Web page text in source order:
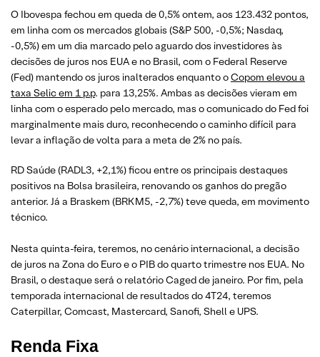
O Ibovespa fechou em queda de 0,5% ontem, aos 123.432 pontos,
em linha com os mercados globais (S&P 500, -0,5%; Nasdaq,
-0,5%) em um dia marcado pelo aguardo dos investidores às
decisões de juros nos EUA e no Brasil, com o Federal Reserve
(Fed) mantendo os juros inalterados enquanto oCopom elevou a
taxa Selic em 1 p.p. para 13,25%. Ambas as decisões vieram em
linha com o esperado pelo mercado, mas o comunicado do Fed foi
marginalmente mais duro, reconhecendo o caminho difícil para
levar a inflação de volta para a meta de 2% no país.
RD Saúde (RADL3, +2,1%) ficou entre os principais destaques
positivos na Bolsa brasileira, renovando os ganhos do pregão
anterior. Já a Braskem (BRKM5, -2,7%) teve queda, em movimento
técnico.
Nesta quinta-feira, teremos, no cenário internacional, a decisão
de juros na Zona do Euro e o PIB do quarto trimestre nos EUA. No
Brasil, o destaque será o relatório Caged de janeiro. Por fim, pela
temporada internacional de resultados do 4T24, teremos
Caterpillar, Comcast, Mastercard, Sanofi, Shell e UPS.
Renda Fixa